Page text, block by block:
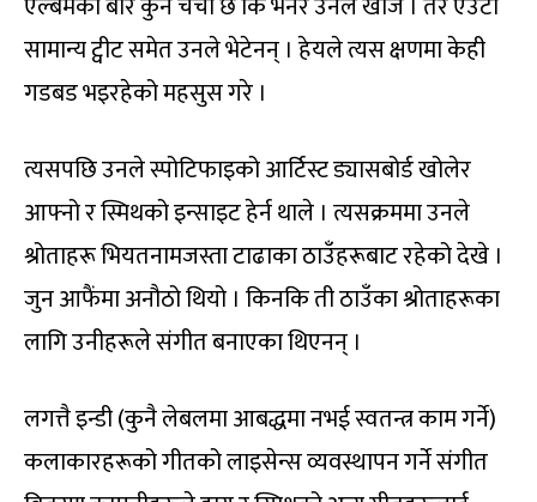
सामान्य ट्वीट समेत उनले भेटेनन् । हेयले त्यस क्षणमा केही
गडबड भइरहेको महसुस गरे ।
त्यसपछि उनले स्पोटिफाइको आर्टिस्ट ड्यासबोर्ड खोलेर
आफ्नो र स्मिथको इन्साइट हेर्न थाले । त्यसक्रममा उनले
श्रोताहरू भियतनामजस्ता टाढाका ठाउँहरूबाट रहेको देखे ।
जुन आफैंमा अनौठो थियो । किनकि ती ठाउँका श्रोताहरूका
लागि उनीहरूले संगीत बनाएका थिएनन् ।
लगत्तै इन्डी (कुनै लेबलमा आबद्धमा नभई स्वतन्त्र काम गर्ने)
कलाकारहरूको गीतको लाइसेन्स व्यवस्थापन गर्ने संगीत